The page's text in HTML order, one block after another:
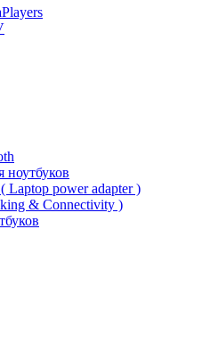
ноутбуков
Laptop power adapter )
& Connectivity )